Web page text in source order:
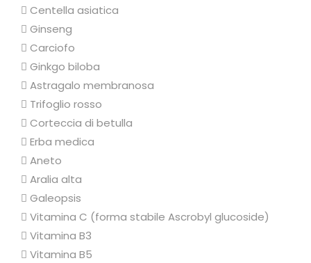
"
q
u
a
n
t
i
t
à
 Centella asiatica
 Ginseng
 Carciofo
 Ginkgo biloba
 Astragalo membranosa
 Trifoglio rosso
 Corteccia di betulla
 Erba medica
 Aneto
 Aralia alta
 Galeopsis
 Vitamina C (forma stabile Ascrobyl glucoside)
 Vitamina B3
 Vitamina B5